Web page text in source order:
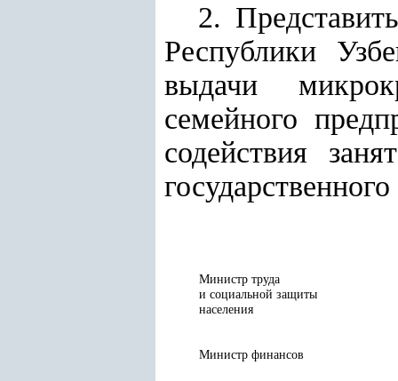
2.
Республики
выдачи
семейного
содействия
Министр труда
и социальной защиты
населения
Министр финансов